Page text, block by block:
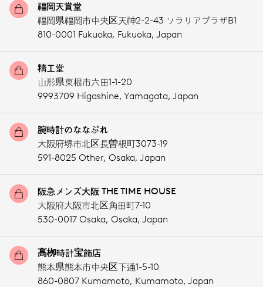
福岡天賞堂
福岡県福岡市中央区天神2-2-43 ソラリアプラザB1
810-0001 Fukuoka, Fukuoka, Japan
精工堂
山形県東根市六田1-1-20
9993709 Higashine, Yamagata, Japan
腕時計のななぷれ
大阪府堺市北区長曽根町3073-19
591-8025 Other, Osaka, Japan
阪急メンズ大阪 THE TIME HOUSE
大阪府大阪市北区角田町7-10
530-0017 Osaka, Osaka, Japan
髙栁時計宝飾店
熊本県熊本市中央区下通1-5-10
860-0807 Kumamoto, Kumamoto, Japan